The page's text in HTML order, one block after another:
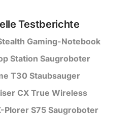
Testberichte
Gaming-Notebook
Station Saugroboter
T30 Staubsauger
CX True Wireless
Plorer S75 Saugroboter